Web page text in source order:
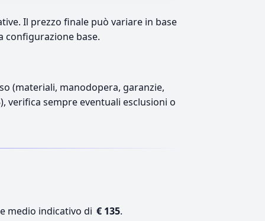
Il prezzo finale può variare in base
configurazione base.
(materiali, manodopera, garanzie,
verifica sempre eventuali esclusioni o
medio indicativo di € 135.